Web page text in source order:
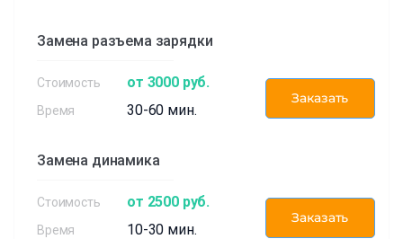
Замена разъема зарядки
от 3000 руб.
30-60 мин.
Заказать
Замена динамика
от 2500 руб.
10-30 мин.
Заказать